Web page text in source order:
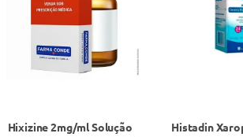
Hixizine 2mg/ml Solução
Histadin